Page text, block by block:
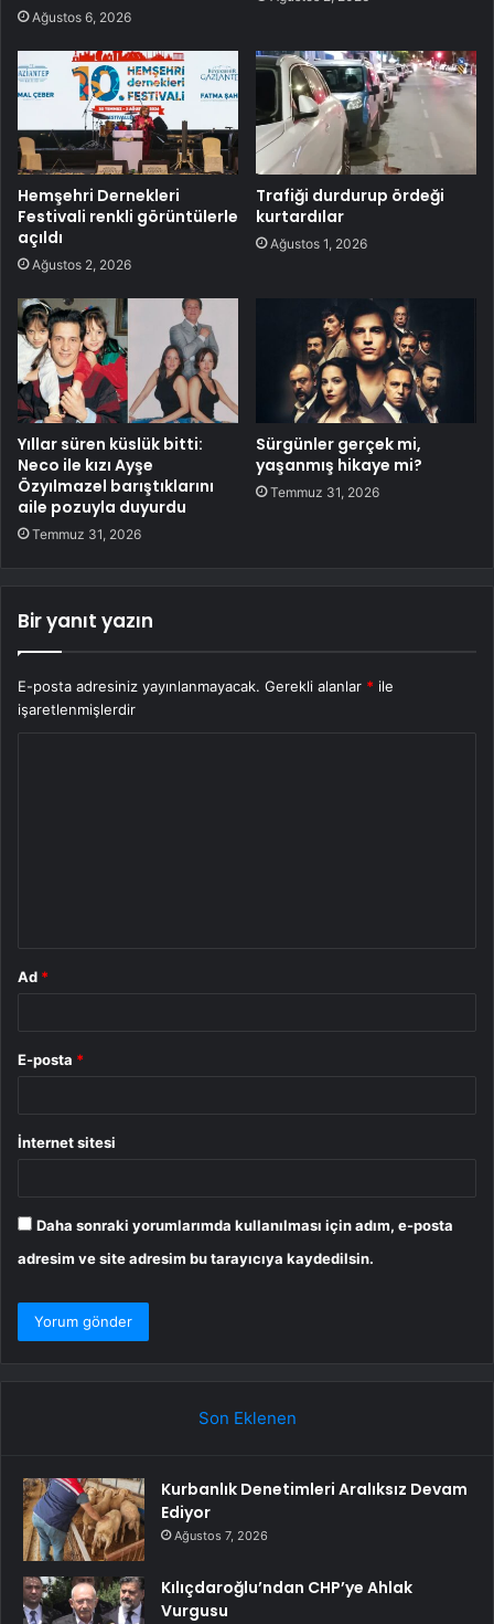
Ağustos 6, 2026
Hemşehri Dernekleri
Festivali renkli görüntülerle
açıldı
Ağustos 2, 2026
Trafiği durdurup ördeği
kurtardılar
Ağustos 1, 2026
Yıllar süren küslük bitti:
Neco ile kızı Ayşe
Özyılmazel barıştıklarını
aile pozuyla duyurdu
Temmuz 31, 2026
Sürgünler gerçek mi,
yaşanmış hikaye mi?
Temmuz 31, 2026
Bir yanıt yazın
E-posta adresiniz yayınlanmayacak. Gerekli alanlar * ile
işaretlenmişlerdir
Ad *
E-posta *
İnternet sitesi
Daha sonraki yorumlarımda kullanılması için adım, e-posta
adresim ve site adresim bu tarayıcıya kaydedilsin.
Son Eklenen
Kurbanlık Denetimleri Aralıksız Devam
Ediyor
Ağustos 7, 2026
Kılıçdaroğlu’ndan CHP’ye Ahlak
Vurgusu